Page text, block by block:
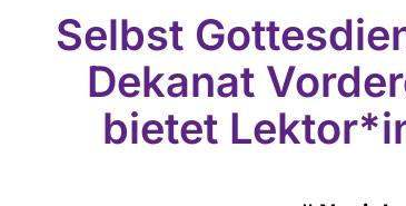
Selbst
Dekanat
bietet